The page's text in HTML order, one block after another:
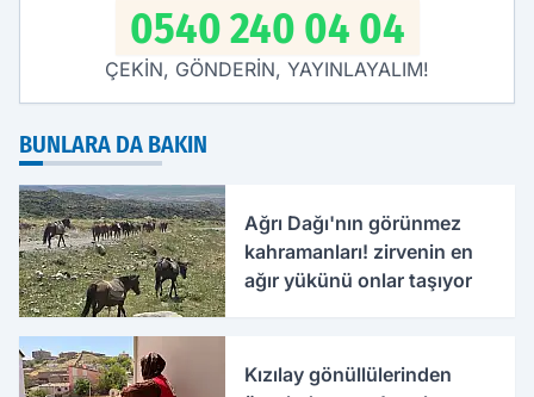
0540 240 04 04
ÇEKİN, GÖNDERİN, YAYINLAYALIM!
BUNLARA DA BAKIN
Ağrı Dağı'nın görünmez
kahramanları! zirvenin en
ağır yükünü onlar taşıyor
Kızılay gönüllülerinden